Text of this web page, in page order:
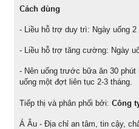
Cách dùng
- Liều hỗ trợ duy trì: Ngày uống 2
- Liều hỗ trợ tăng cường: Ngày
- Nên uống trước bữa ăn 30
uống một đợt liên tục 2-3 tháng.
Tiếp thị và phân phối bởi: Công
Á Âu - Địa chỉ an tâm, tin cậy,